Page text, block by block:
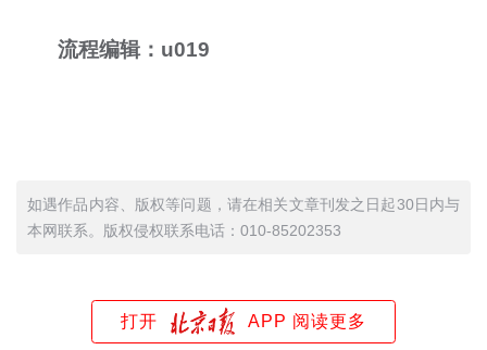
流程编辑：u019
如遇作品内容、版权等问题，请在相关文章刊发之日起30日内与
本网联系。版权侵权联系电话：010-85202353
打开 APP 阅读更多